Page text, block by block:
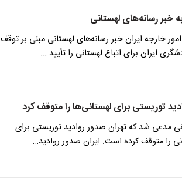
خبر رسانه‌های لهستانی
خارجه ایران خبر رسانه‌های لهستانی مبنی بر توقف
ایران برای اتباع لهستانی را تأیید …
توریستی برای لهستانی‌ها را متوقف کرد
مدعی شد که تهران صدور روادید توریستی برای
را متوقف کرده است. ایران صدور روادید…